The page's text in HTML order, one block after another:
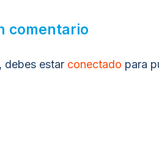
comentario
debes estar conectado para